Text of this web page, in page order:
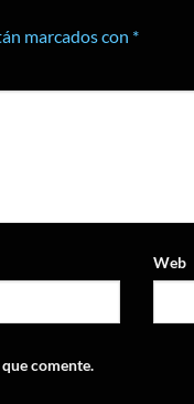
marcados con *
Web
comente.